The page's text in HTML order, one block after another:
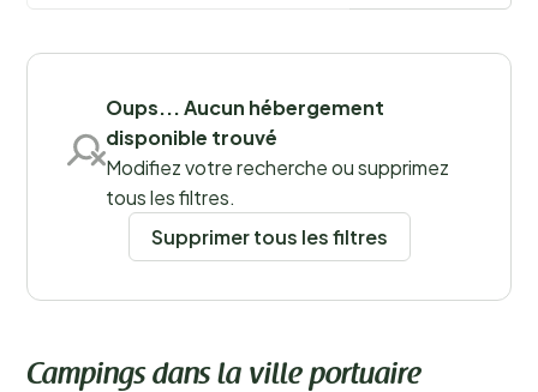
Sauvegarder les filtres
Oups... Aucun hébergement
disponible trouvé
Modifiez votre recherche ou supprimez
tous les filtres.
Supprimer tous les filtres
Campings dans la ville portuaire